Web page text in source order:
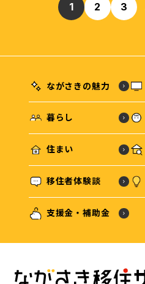
1 2 3
ながさきの魅力
暮らし
住まい
移住者体験談
支援金・補助金